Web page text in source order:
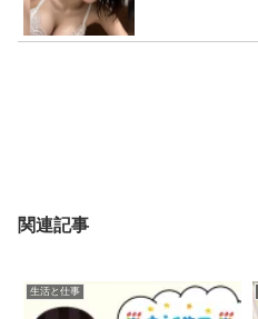
関連記事
生活と仕事